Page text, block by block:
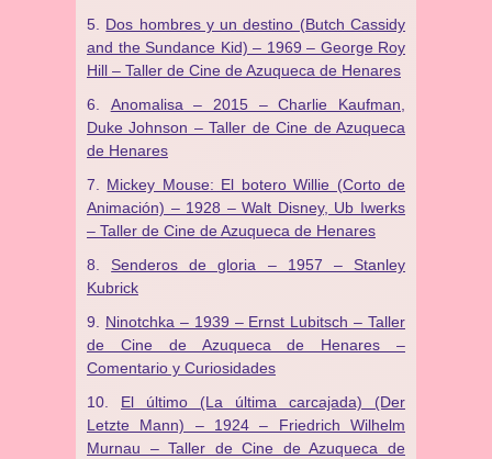
Dos hombres y un destino (Butch Cassidy
and the Sundance Kid) – 1969 – George Roy
Hill – Taller de Cine de Azuqueca de Henares
Anomalisa – 2015 – Charlie Kaufman,
Duke Johnson – Taller de Cine de Azuqueca
de Henares
Mickey Mouse: El botero Willie (Corto de
Animación) – 1928 – Walt Disney, Ub Iwerks
– Taller de Cine de Azuqueca de Henares
Senderos de gloria – 1957 – Stanley
Kubrick
Ninotchka – 1939 – Ernst Lubitsch – Taller
de Cine de Azuqueca de Henares –
Comentario y Curiosidades
El último (La última carcajada) (Der
Letzte Mann) – 1924 – Friedrich Wilhelm
Murnau – Taller de Cine de Azuqueca de